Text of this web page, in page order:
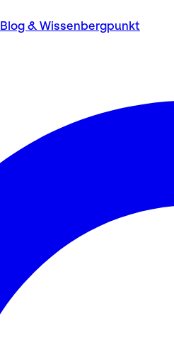
Blog & Wissenbergpunkt